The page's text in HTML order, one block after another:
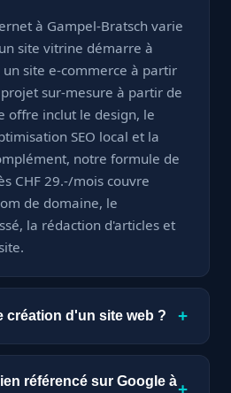
à Gampel-Bratsch varie
site vitrine démarre à
un site e-commerce à partir
sur-mesure à partir de
offre inclut le design, le
SEO local et la
notre formule de
CHF 29.-/mois couvre
de domaine, le
la rédaction d'articles et
création d'un site web ? +
en seulement 7 jours. Un
mesure nécessite à
référencé sur Google à+